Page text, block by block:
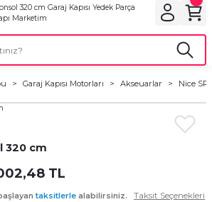
Geri Dön
Geri Dön
Geri Dön
Geri Dön
Geri Dön
Garaj Kapısı Motorları Akseuarlar Nice
320 cm
TL
taksitlerle alabilirsiniz. Taksit Seçenekleri